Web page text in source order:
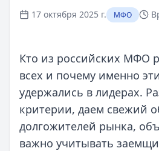
17 октября 2025 г. МФО
Кто из российских МФО
всех и почему именно
удержались в лидерах.
критерии, даем свежий
долгожителей рынка,
важно учитывать